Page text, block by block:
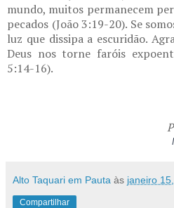
mundo, muitos permanecem
pecados (João 3:19-20). Se
luz que dissipa a escuridão.
Deus nos torne faróis
5:14-16).
Alto Taquari em Pauta às janeiro
Compartilhar